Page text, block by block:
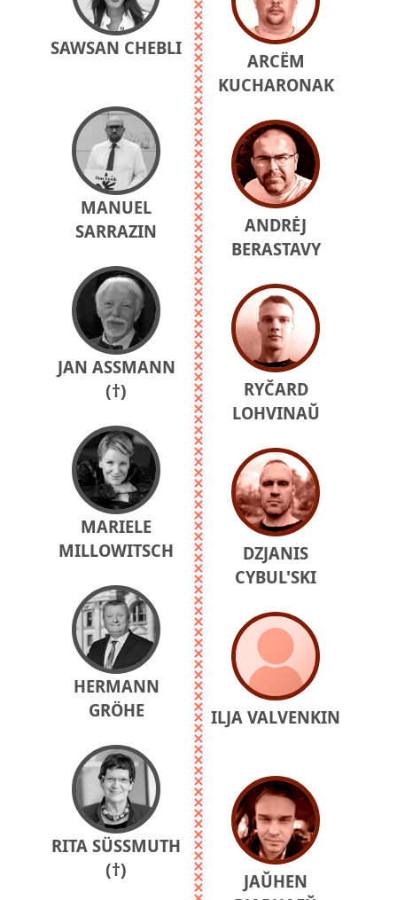
SAWSAN CHEBLI
MANUEL
SARRAZIN
JAN ASSMANN
(†)
MARIELE
MILLOWITSCH
HERMANN
GRÖHE
RITA SÜSSMUTH (
†)
ARCЁM
KUCHARONAK
ANDRĖJ
BERASTAVY
RYČARD
LOHVINAŬ
DZJANIS
CYBUL'SKI
ILJA VALVENKIN
JAŬHEN